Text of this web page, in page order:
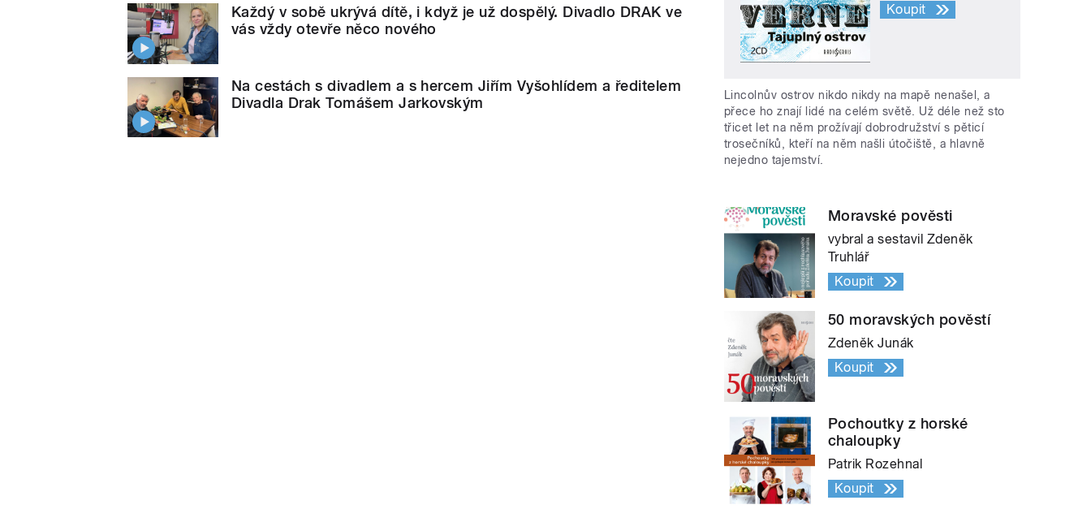
Každý v sobě ukrývá dítě, i když je už dospělý. Divadlo DRAK ve
vás vždy otevře něco nového
Na cestách s divadlem a s hercem Jiřím Vyšohlídem a ředitelem
Divadla Drak Tomášem Jarkovským
Koupit
Lincolnův ostrov nikdo nikdy na mapě nenašel, a
přece ho znají lidé na celém světě. Už déle než sto
třicet let na něm prožívají dobrodružství s pěticí
trosečníků, kteří na něm našli útočiště, a hlavně
nejedno tajemství.
Moravské pověsti
vybral a sestavil Zdeněk
Truhlář
Koupit
50 moravských pověstí
Zdeněk Junák
Koupit
Pochoutky z horské
chaloupky
Patrik Rozehnal
Koupit